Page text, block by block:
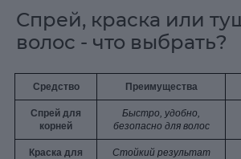
Спрей, краска или
волос - что выбрать?
Средство Преимущества
Спрей для
корней
Быстро, удобно,
безопасно для волос
Краска для
Стойкий результат